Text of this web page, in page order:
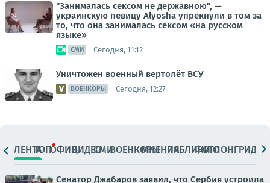
"Занималась сексом не державною", —
украинскую певицу Alyosha упрекнули в том за
то, что она занималась сексом «на русском
языке»
СМИ Сегодня, 11:12
Уничтожен военный вертолёт ВСУ
ВОЕНКОРЫ Сегодня, 12:27
ЛЕНТАТОПОФИЦ.ВИДЕОСМИВОЕНКОРЫМНЕНИЯПАБЛИКИ
ФОТОЛОНГРИДЫ
Сенатор Джабаров заявил, что Сербия устроила